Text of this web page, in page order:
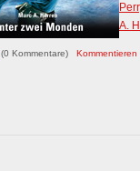
A.
(0 Kommentare) Kommentieren